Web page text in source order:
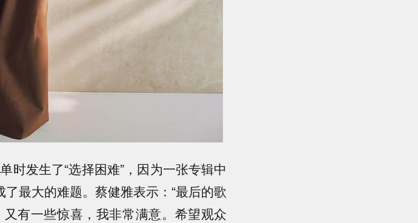
时发生了“选择困难”，因为一张专辑中
最大的难题。蔡健雅表示：“最后的歌
有一些惊喜，我非常满意。希望观众